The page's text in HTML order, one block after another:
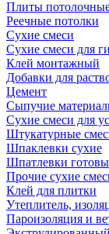
Плиты
Реечные потолки
Сухие смеси
Сухие смеси для
Клей монтажный
Добавки для
Цемент
Сыпучие
Сухие смеси для
Штукатурные
Шпаклевки сухие
Шпатлевки
Прочие сухие
Клей для плитки
Утеплитель,
Пароизоляция и